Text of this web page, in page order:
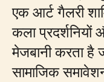
एक आर्ट गैलरी
कला प्रदर्शनियों
मेजबानी करता
सामाजिक